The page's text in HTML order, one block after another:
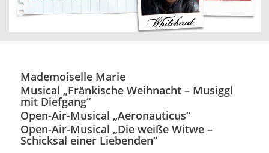
Mademoiselle Marie
Musical „Fränkische Weihnacht – Musiggl
mit Diefgang“
Open-Air-Musical „Aeronauticus“
Open-Air-Musical „Die weiße Witwe –
Schicksal einer Liebenden“